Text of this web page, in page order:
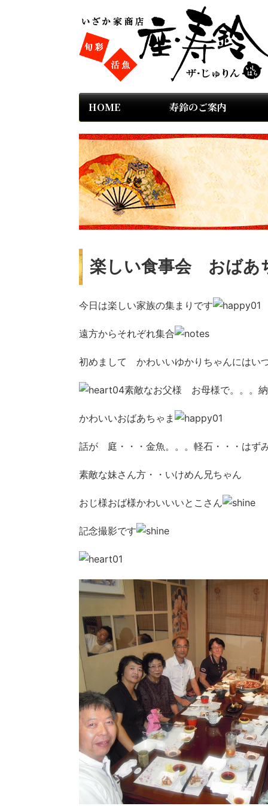
HOME 寿鈴のご案内
楽しい食事会 おばあ
今日は楽しい家族の集まりです
遠方からそれぞれ集合
初めまして かわいいゆかりちゃんにはい
素敵なお父様 お母様で。。。
かわいいおばあちゃま
話が 庭・・・金魚。。。軽石・・・はず
素敵な妹さん方・・いけめん兄ちゃん
おじ様おば様かわいいいとこさん
記念撮影です